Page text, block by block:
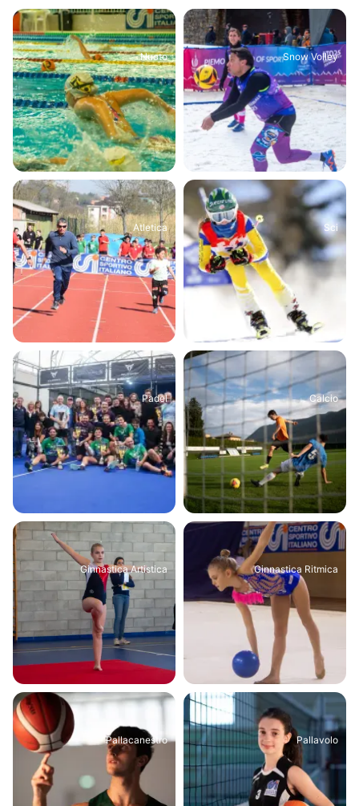
Nuoto Snow Volley
Atletica Sci
Padel Calcio
Ginnastica Artistica Ginnastica Ritmica
Pallacanestro Pallavolo